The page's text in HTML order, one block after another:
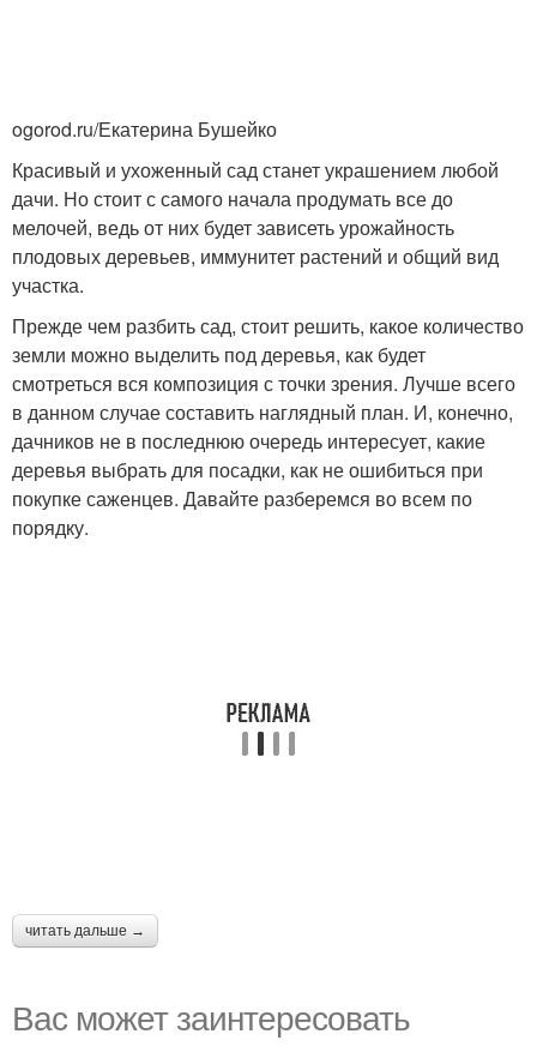
ogorod.ru/Екатерина Бушейко
Красивый и ухоженный сад станет украшением любой
дачи. Но стоит с самого начала продумать все до
мелочей, ведь от них будет зависеть урожайность
плодовых деревьев, иммунитет растений и общий вид
участка.
Прежде чем разбить сад, стоит решить, какое количество
земли можно выделить под деревья, как будет
смотреться вся композиция с точки зрения. Лучше всего
в данном случае составить наглядный план. И, конечно,
дачников не в последнюю очередь интересует, какие
деревья выбрать для посадки, как не ошибиться при
покупке саженцев. Давайте разберемся во всем по
порядку.
читать дальше →
Вас может заинтересовать